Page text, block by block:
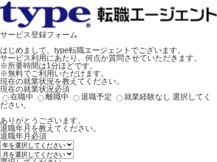
サービス登録フォーム
はじめまして。type転職エージェントでございます。
サービス利用にあたり、何点か質問させていただきます。
※所要時間は1分ほどです。
※無料でご利用いただけます。
現在の就業状況を教えてください。
現在の就業状況必須
在職中
離職中 退職予定 就業経験なし 選択してく
ださい。
ありがとうございます。
退職年月を教えてください。
退職年月 必須